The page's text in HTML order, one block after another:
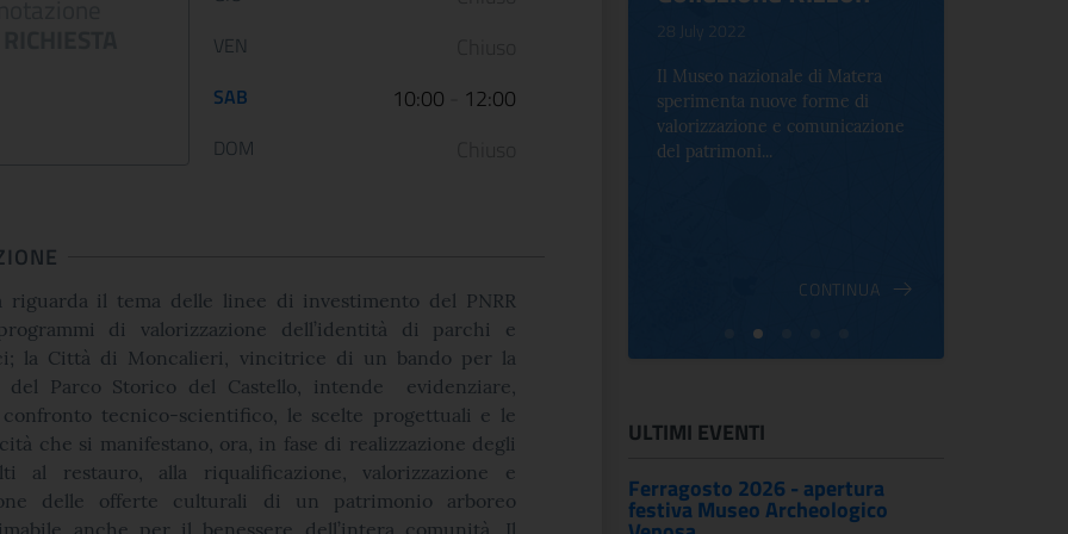
VEN
SAB 10:00 12:00
DOM
riguarda il tema delle linee di investimento del PNRR
di valorizzazione dell’identità di parchi e
la Città di Moncalieri, vincitrice di un bando per la
del Parco Storico del Castello, intende evidenziare,
tecnico-scientifico, le scelte progettuali e le
che si manifestano, ora, in fase di realizzazione degli
al restauro, alla riqualificazione, valorizzazione e
delle offerte culturali di un patrimonio arboreo
anche per il benessere dell’intera comunità. Il
Le Scuderie del Quirinale
1937-1947. Capolavori salvati dalla
CONTINUA
Da venerdì 29 aprile 2022 le
CONTINUA
28 July 2022
Il Museo nazionale di Matera
sperimenta nuove forme di
valorizzazione e comunicazione
del patrimoni...
CONTINUA
ULTIMI EVENTI
Ferragosto 2026 - apertura
festiva Museo Archeologico